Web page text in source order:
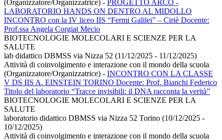
(Organizzatore/Organizzatrice) - PROGETTO ARCO -
LABORATORIO HANDS ON DENTRO AL MIDOLLO
INCONTRO con la IV liceo IIS “Fermi Galilei” – Ciriè Docente:
Prof.ssa Angela Corgiat Mecio
BIOTECNOLOGIE MOLECOLARI E SCIENZE PER LA
SALUTE
lab didattico DBMSS via Nizza 52 (11/12/2025 - 11/12/2025)
Attività di coinvolgimento e interazione con il mondo della scuola
(Organizzatore/Organizzatrice) - INCONTRO CON LA CLASSE
V DS IIS A. EINSTEIN TORINO Docente: Prof. Bianchi Federico
Titolo del laboratorio “Tracce invisibili: il DNA racconta la verità”
BIOTECNOLOGIE MOLECOLARI E SCIENZE PER LA
SALUTE
laboratorio didattico DBMSS via Nizza 52 Torino (10/12/2025 -
10/12/2025)
Attività di coinvolgimento e interazione con il mondo della scuola